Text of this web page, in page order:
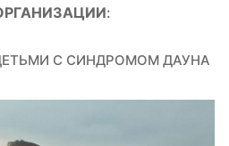
:
С СИНДРОМОМ ДАУНА